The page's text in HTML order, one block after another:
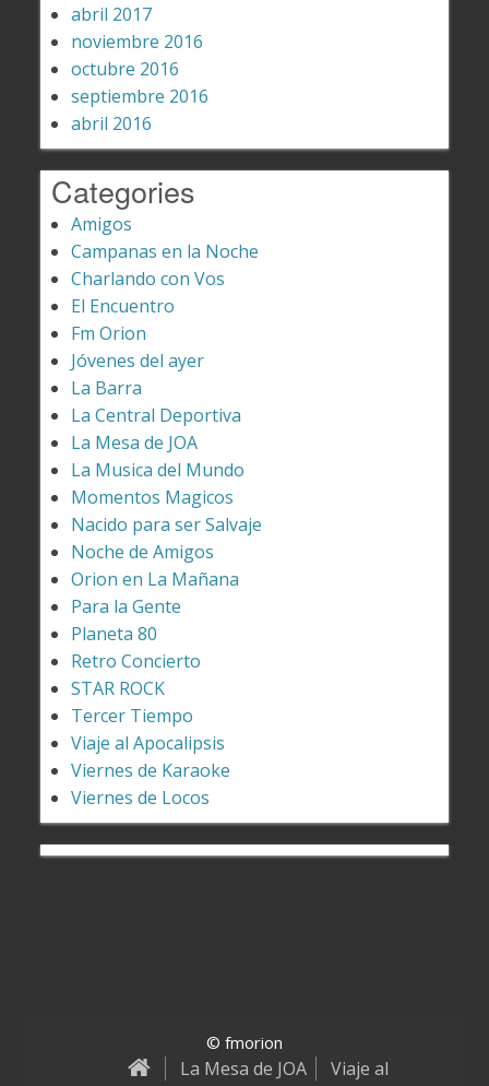
abril 2017
noviembre 2016
octubre 2016
septiembre 2016
abril 2016
Categories
Amigos
Campanas en la Noche
Charlando con Vos
El Encuentro
Fm Orion
Jóvenes del ayer
La Barra
La Central Deportiva
La Mesa de JOA
La Musica del Mundo
Momentos Magicos
Nacido para ser Salvaje
Noche de Amigos
Orion en La Mañana
Para la Gente
Planeta 80
Retro Concierto
STAR ROCK
Tercer Tiempo
Viaje al Apocalipsis
Viernes de Karaoke
Viernes de Locos
© fmorion
La Mesa de JOA Viaje al